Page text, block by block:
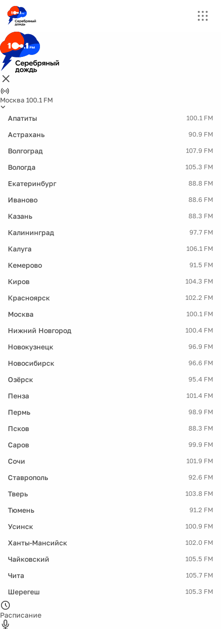
Москва 100.1 FM
Апатиты 100.1 FM
Астрахань 90.9 FM
Волгоград 107.9 FM
Вологда 105.3 FM
Екатеринбург 88.8 FM
Иваново 88.6 FM
Казань 88.3 FM
Калининград 97.7 FM
Калуга 106.1 FM
Кемерово 91.5 FM
Киров 104.3 FM
Красноярск 102.2 FM
Москва 100.1 FM
Нижний Новгород 100.4 FM
Новокузнецк 96.9 FM
Новосибирск 96.6 FM
Озёрск 95.4 FM
Пенза 101.4 FM
Пермь 98.9 FM
Псков 88.3 FM
Саров 99.9 FM
Сочи 101.9 FM
Ставрополь 92.6 FM
Тверь 103.8 FM
Тюмень 91.2 FM
Усинск 100.9 FM
Ханты-Мансийск 102.0 FM
Чайковский 105.5 FM
Чита 105.7 FM
Шерегеш 105.3 FM
Расписание